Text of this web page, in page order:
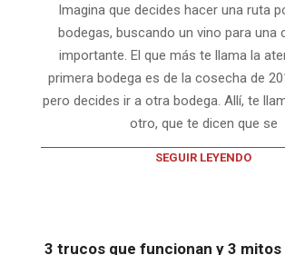
Imagina que decides hacer una ruta
bodegas, buscando un vino para una
importante. El que más te llama la
primera bodega es de la cosecha de
pero decides ir a otra bodega. Allí, te
otro, que te dicen que se
SEGUIR LEYENDO
3 trucos que funcionan y 3 mitos